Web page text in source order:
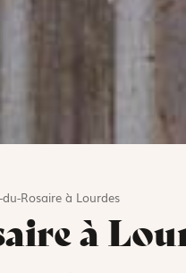
Rosaire à Lourdes
à